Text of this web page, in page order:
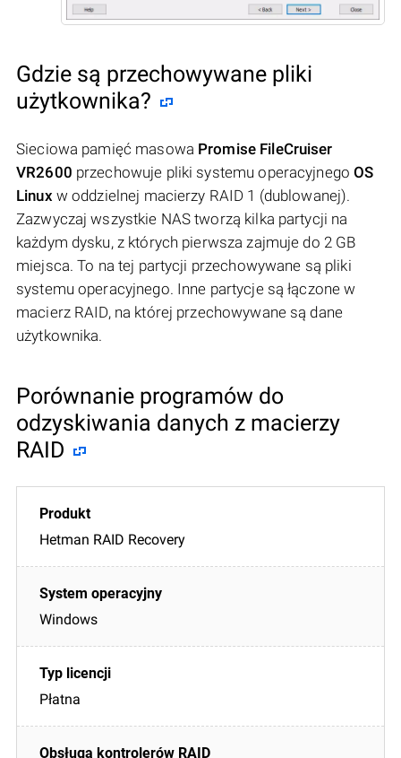
Gdzie są przechowywane pliki
użytkownika?
Sieciowa pamięć masowa Promise FileCruiser
VR2600 przechowuje pliki systemu operacyjnegoOS
Linux w oddzielnej macierzy RAID 1 (dublowanej).
Zazwyczaj wszystkie NAS tworzą kilka partycji na
każdym dysku, z których pierwsza zajmuje do 2 GB
miejsca. To na tej partycji przechowywane są pliki
systemu operacyjnego. Inne partycje są łączone w
macierz RAID, na której przechowywane są dane
użytkownika.
Porównanie programów do
odzyskiwania danych z macierzy
RAID
Hetman RAID Recovery
Windows
Płatna